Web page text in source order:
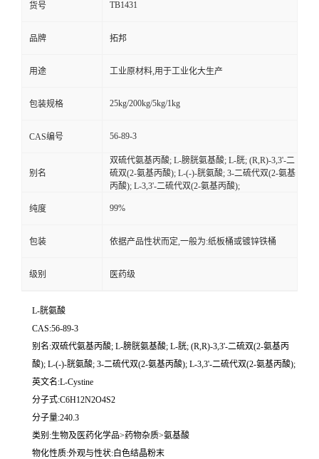
货号 TB1431
品牌 拓邦
用途 工业原材料,用于工业化大生产
包装规格 25kg/200kg/5kg/1kg
CAS编号 56-89-3
别名
双硫代氨基丙酸; L-膀胱氨基酸; L-胱; (R,R)-3,3'-二
硫双(2-氨基丙酸); L-(-)-胱氨酸; 3-二硫代双(2-氨基
丙酸); L-3,3'-二硫代双(2-氨基丙酸);
纯度 99%
包装 依据产品性状而定,一般为:纸板桶或镀锌铁桶
级别 医药级
L-胱氨酸
CAS:56-89-3
别名:双硫代氨基丙酸; L-膀胱氨基酸; L-胱; (R,R)-3,3'-二硫双(2-氨基丙
酸); L-(-)-胱氨酸; 3-二硫代双(2-氨基丙酸); L-3,3'-二硫代双(2-氨基丙酸);
英文名:L-Cystine
分子式:C6H12N2O4S2
分子量:240.3
类别:生物及医药化学品>药物杂质>氨基酸
物化性质:外观与性状:白色结晶粉末